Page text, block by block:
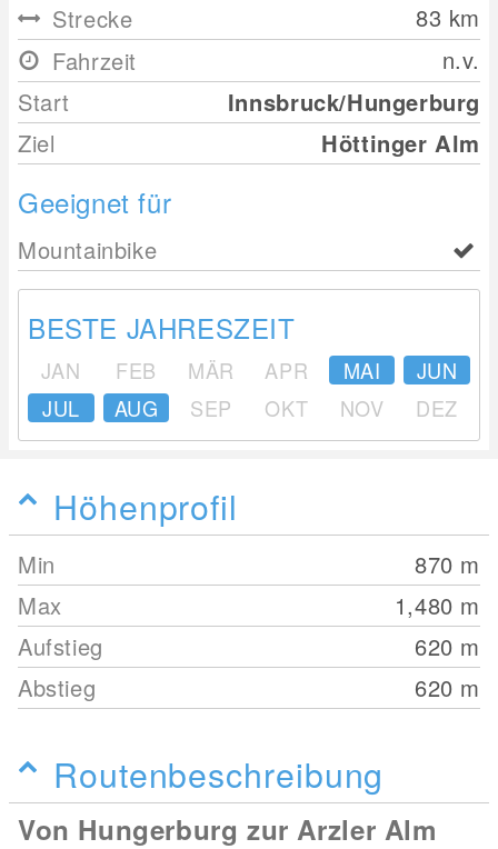
Strecke
83 km
Fahrzeit
n.v.
Start
Innsbruck/Hungerburg
Ziel
Höttinger Alm
Geeignet für
Mountainbike
BESTE JAHRESZEIT
JAN FEB MÄR APR MAI
JUN
JUL
AUG SEP OKT NOV DEZ
Höhenprofil
Min 870 m
Max
1,480 m
Aufstieg
620 m
Abstieg
620 m
Routenbeschreibung
Von Hungerburg zur Arzler Alm